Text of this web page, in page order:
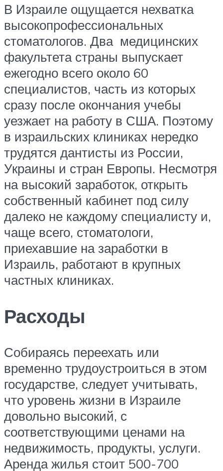
В Израиле ощущается нехватка
высокопрофессиональных
стоматологов. Два медицинских
факультета страны выпускает
ежегодно всего около 60
специалистов, часть из которых
сразу после окончания учебы
уезжает на работу в США. Поэтому
в израильских клиниках нередко
трудятся дантисты из России,
Украины и стран Европы. Несмотря
на высокий заработок, открыть
собственный кабинет под силу
далеко не каждому специалисту и,
чаще всего, стоматологи,
приехавшие на заработки в
Израиль, работают в крупных
частных клиниках.
Расходы
Собираясь переехать или
временно трудоустроиться в этом
государстве, следует учитывать,
что уровень жизни в Израиле
довольно высокий, с
соответствующими ценами на
недвижимость, продукты, услуги.
Аренда жилья стоит 500-700